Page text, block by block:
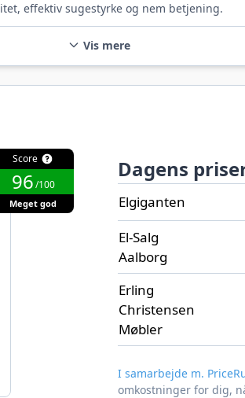
effektiv sugestyrke og nem betjening.
Vis mere
Score
96/100
Meget god
Dagens
Elgiganten
El-Salg
Aalborg
Erling
Christensen
Møbler
I samarbejde m.
omkostninger for dig,